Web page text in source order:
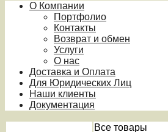
О Компании
Портфолио
Контакты
Возврат и обмен
Услуги
О нас
Доставка и Оплата
Для Юридических Лиц
Наши клиенты
Документация
Все товары